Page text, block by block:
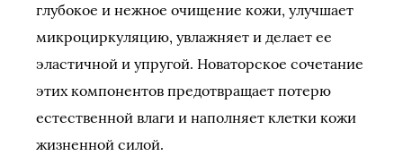
глубокое и нежное очищение кожи, улучшает
микроциркуляцию, увлажняет и делает ее
эластичной и упругой. Новаторское сочетание
этих компонентов предотвращает потерю
естественной влаги и наполняет клетки кожи
жизненной силой.